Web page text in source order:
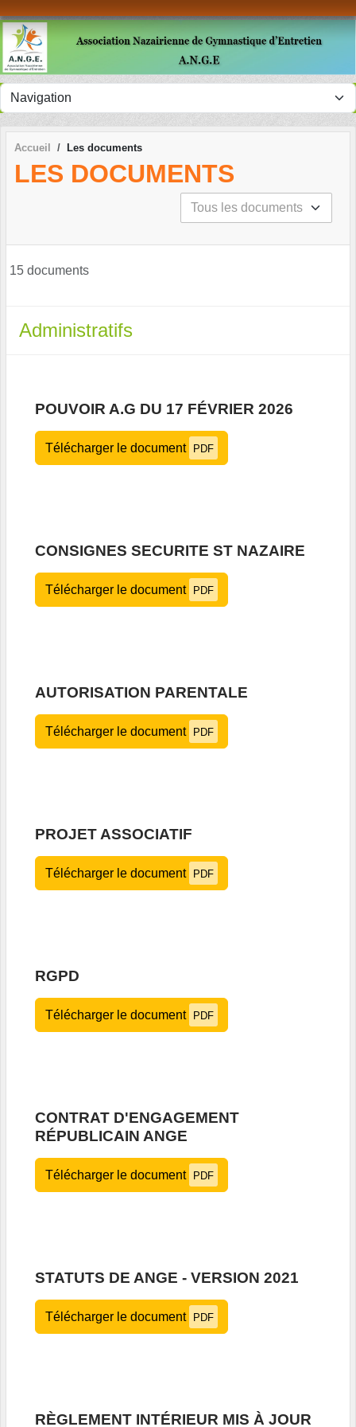
Accueil Les documents
LES DOCUMENTS
15 documents
Administratifs
POUVOIR A.G DU 17 FÉVRIER 2026
Télécharger le document PDF
CONSIGNES SECURITE ST NAZAIRE
Télécharger le document PDF
AUTORISATION PARENTALE
Télécharger le document PDF
PROJET ASSOCIATIF
Télécharger le document PDF
RGPD
Télécharger le document PDF
CONTRAT D'ENGAGEMENT
RÉPUBLICAIN ANGE
Télécharger le document PDF
STATUTS DE ANGE - VERSION 2021
Télécharger le document PDF
RÈGLEMENT INTÉRIEUR MIS À JOUR